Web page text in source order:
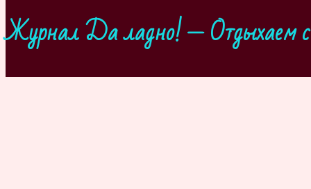
Журнал Да ладно! — Отдыхаем с